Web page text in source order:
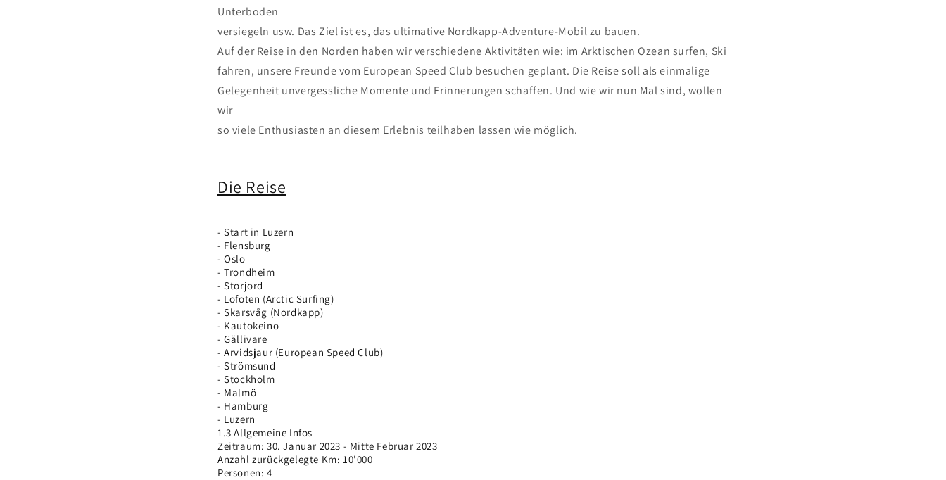
Unterboden
versiegeln usw. Das Ziel ist es, das ultimative Nordkapp-Adventure-Mobil zu bauen.
Auf der Reise in den Norden haben wir verschiedene Aktivitäten wie: im Arktischen Ozean surfen, Ski
fahren, unsere Freunde vom European Speed Club besuchen geplant. Die Reise soll als einmalige
Gelegenheit unvergessliche Momente und Erinnerungen schaffen. Und wie wir nun Mal sind, wollen
wir
so viele Enthusiasten an diesem Erlebnis teilhaben lassen wie möglich.
Die Reise
- Start in Luzern
- Flensburg
- Oslo
- Trondheim
- Storjord
- Lofoten (Arctic Surfing)
- Skarsvåg (Nordkapp)
- Kautokeino
- Gällivare
- Arvidsjaur (European Speed Club)
- Strömsund
- Stockholm
- Malmö
- Hamburg
- Luzern
1.3 Allgemeine Infos
Zeitraum: 30. Januar 2023 - Mitte Februar 2023
Anzahl zurückgelegte Km: 10’000
Personen: 4